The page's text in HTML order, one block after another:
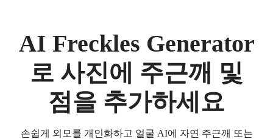
AI Freckles Generator
로 사진에 주근깨 및
점을 추가하세요
손쉽게 외모를 개인화하고 얼굴 AI에 자연 주근깨 또는